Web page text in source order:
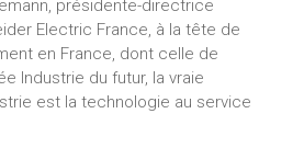
présidente-directrice
Electric France, à la tête de
en France, dont celle de
Industrie du futur, la vraie
est la technologie au service